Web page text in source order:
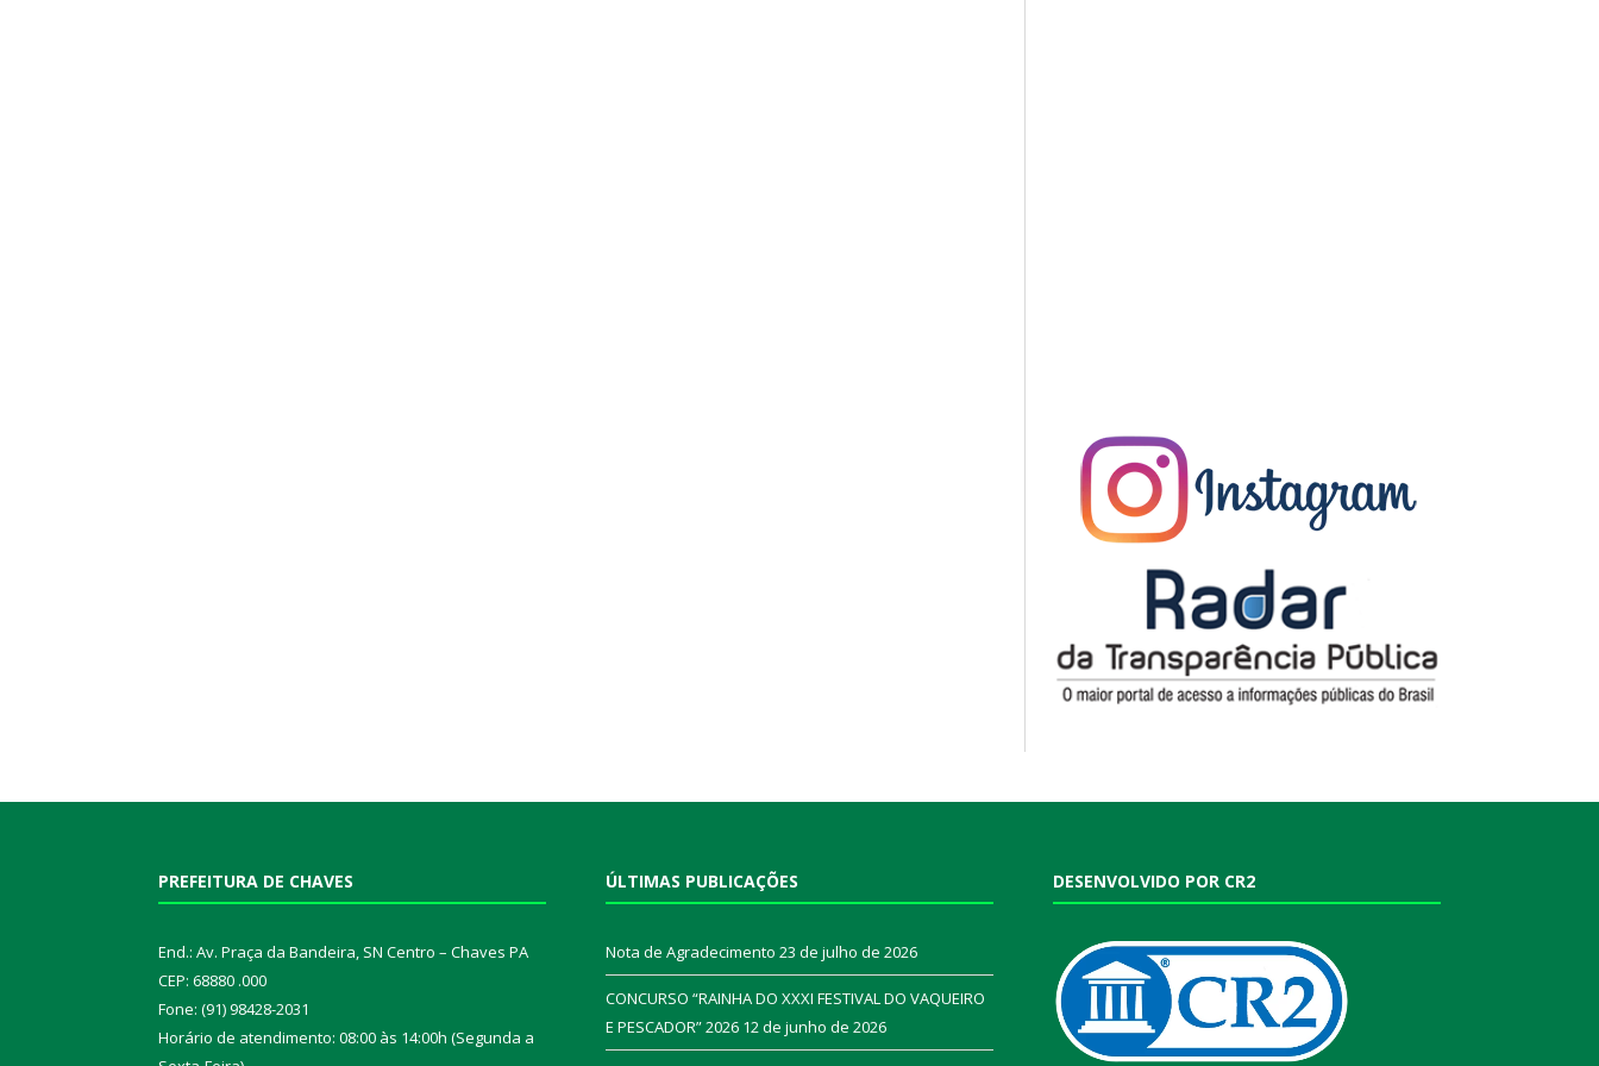
PREFEITURA DE CHAVES
End.: Av. Praça da Bandeira, SN Centro – Chaves PA
CEP: 68880 .000
Fone: (91) 98428-2031
Horário de atendimento: 08:00 às 14:00h (Segunda a
ÚLTIMAS PUBLICAÇÕES
Nota de Agradecimento 23 de julho de 2026
CONCURSO “RAINHA DO XXXI FESTIVAL DO VAQUEIRO
E PESCADOR” 2026 12 de junho de 2026
DESENVOLVIDO POR CR2